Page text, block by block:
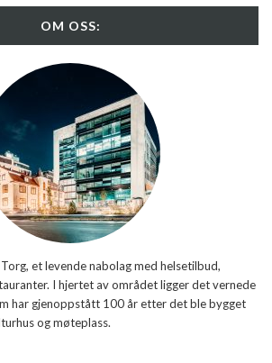
OM OSS:
et levende nabolag med helsetilbud,
I hjertet av området ligger det vernede
har gjenoppstått 100 år etter det ble bygget
og møteplass.